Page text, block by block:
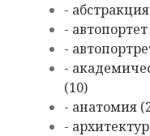
-
-
-
-
(10)
- анатомия
-